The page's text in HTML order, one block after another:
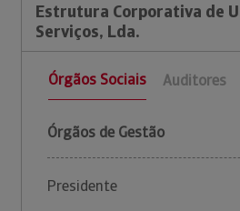
Estrutura Corporativa de
Serviços, Lda.
Órgãos Sociais Auditores
Órgãos de Gestão
Presidente